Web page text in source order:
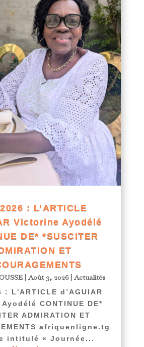
: L’ARTICLE
Victorine Ayodélé
DE* *SUSCITER
ET
|Août 3, 2026|Actualités
: L'ARTICLE d’AGUIAR
CONTINUE DE*
ADMIRATION ET
afriquenligne.tg
intitulé « Journée...